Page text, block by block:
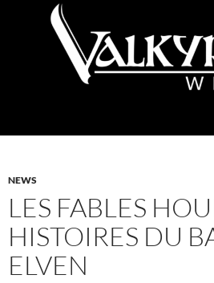
NEWS
LES FABLES
HISTOIRES DU
ELVEN